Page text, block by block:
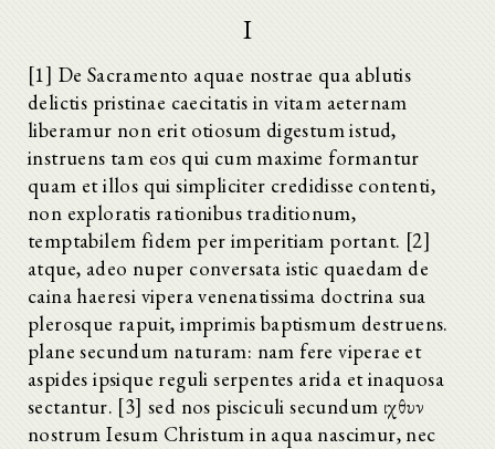
I
[1] De Sacramento aquae nostrae qua ablutis
delictis pristinae caecitatis in vitam aeternam
liberamur non erit otiosum digestum istud,
instruens tam eos qui cum maxime formantur
quam et illos qui simpliciter credidisse contenti,
non exploratis rationibus traditionum,
temptabilem fidem per imperitiam portant. [2]
atque, adeo nuper conversata istic quaedam de
caina haeresi vipera venenatissima doctrina sua
plerosque rapuit, imprimis baptismum destruens.
plane secundum naturam: nam fere viperae et
aspides ipsique reguli serpentes arida et inaquosa
sectantur. [3] sed nos pisciculi secundum ιχθυν
nostrum Iesum Christum in aqua nascimur, nec